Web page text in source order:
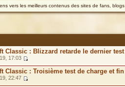
vers les meilleurs contenus des sites de fans,
Classic : Blizzard retarde le dernier
17:03
Classic : Troisième test de charge et
22:47